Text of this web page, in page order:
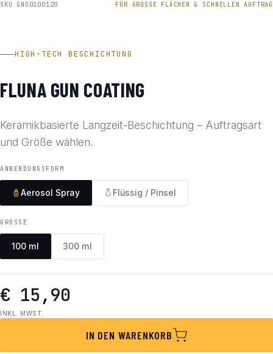
SKU GNO0100120 FÜR GROSSE FLÄCHEN & SCHNELLEN AUFTRAG
HIGH-TECH BESCHICHTUNG
FLUNA GUN COATING
Keramikbasierte Langzeit-Beschichtung – Auftragsart
und Größe wählen.
ANWENDUNGSFORM
Aerosol Spray Flüssig / Pinsel
GRÖSSE
100 ml 300 ml
€ 15,90
INKL. MWST.
IN DEN WARENKORB